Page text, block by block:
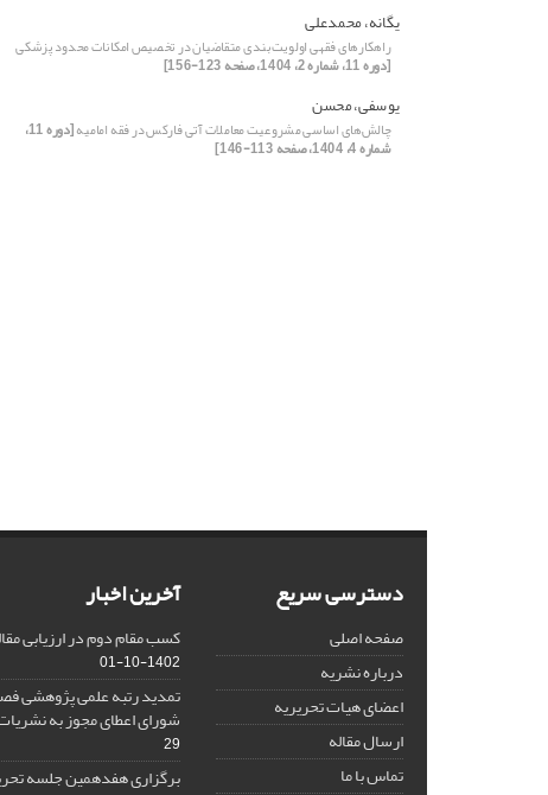
یگانه، محمدعلی
راهکارهای فقهی اولویت‌بندی متقاضیان در تخصیص امکانات محدود پزشکی
[دوره 11، شماره 2، 1404، صفحه 123-156]
یوسفی، محسن
چالش‌های اساسی مشروعیت معاملات آتی فارکس در فقه امامیه [دوره 11،
شماره 4، 1404، صفحه 113-146]
دسترسی سریع
صفحه اصلی
درباره نشریه
اعضای هیات تحریریه
ارسال مقاله
تماس با ما
آخرین اخبار
کسب مقام دوم در ارزیابی
1402-10-01
تمدید رتبه علمی پژوهشی
شورای اعطای مجوز به
29
برگزاری هفدهمین جلسه